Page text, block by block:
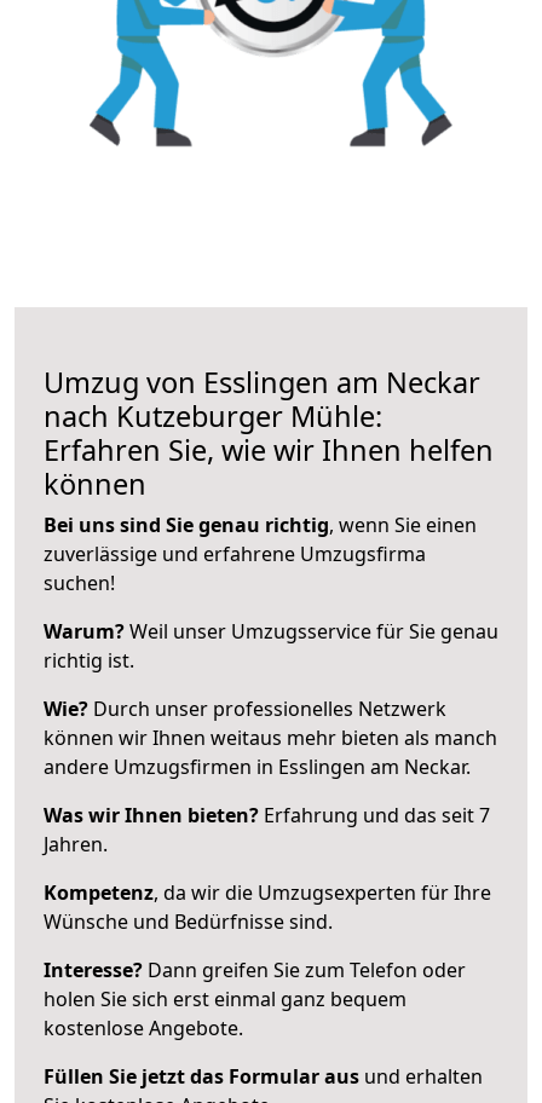
Umzug von Esslingen am Neckar
nach Kutzeburger Mühle:
Erfahren Sie, wie wir Ihnen helfen
können
Bei uns sind Sie genau richtig, wenn Sie einen
zuverlässige und erfahrene Umzugsfirma
suchen!
Warum?Weil unser Umzugsservice für Sie genau
richtig ist.
Wie? Durch unser professionelles Netzwerk
können wir Ihnen weitaus mehr bieten als manch
andere Umzugsfirmen in Esslingen am Neckar.
Was wir Ihnen bieten? Erfahrung und das seit 7
Jahren.
Kompetenz, da wir die Umzugsexperten für Ihre
Wünsche und Bedürfnisse sind.
Interesse? Dann greifen Sie zum Telefon oder
holen Sie sich erst einmal ganz bequem
kostenlose Angebote.
Füllen Sie jetzt das Formular aus und erhalten